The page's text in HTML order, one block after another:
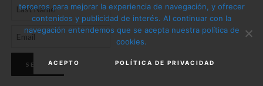
terceros para mejorar la experiencia de navegación, y ofrecer
contenidos y publicidad de interés. Al continuar con la
navegación entendemos que se acepta nuestra política de
cookies.
ACEPTO POLÍTICA DE PRIVACIDAD